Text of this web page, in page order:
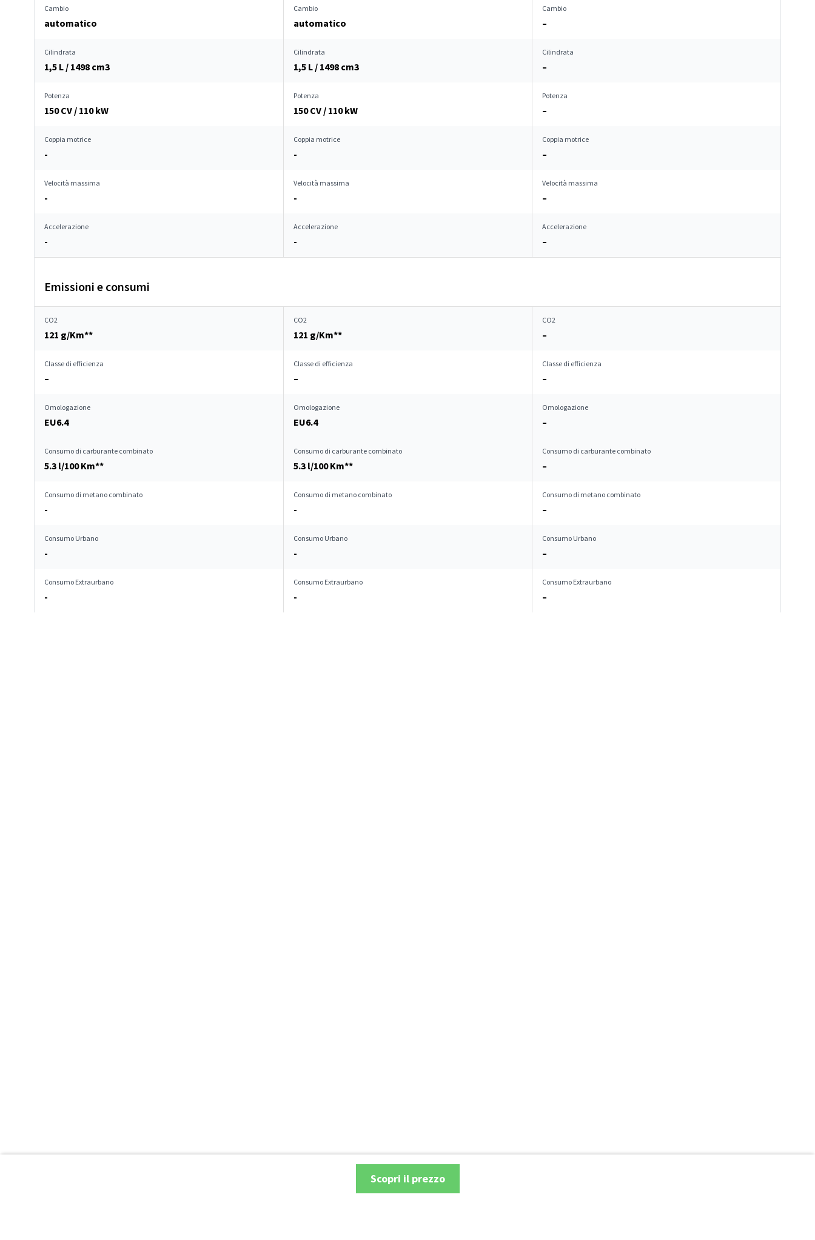
Cambio
automatico
Cambio
automatico
Cambio
–
Cilindrata
1,5 L / 1498 cm3
Cilindrata
1,5 L / 1498 cm3
Cilindrata
–
Potenza
150 CV / 110 kW
Potenza
150 CV / 110 kW
Potenza
–
Coppia motrice
-
Coppia motrice
-
Coppia motrice
–
Velocità massima
-
Velocità massima
-
Velocità massima
–
Accelerazione
-
Accelerazione
-
Accelerazione
–
Emissioni e consumi
CO2
121 g/Km**
CO2
121 g/Km**
CO2
–
Classe di efficienza
–
Classe di efficienza
–
Classe di efficienza
–
Omologazione
EU6.4
Omologazione
EU6.4
Omologazione
–
Consumo di carburante combinato
5.3 l/100 Km**
Consumo di carburante combinato
5.3 l/100 Km**
Consumo di carburante combinato
–
Consumo di metano combinato
-
Consumo di metano combinato
-
Consumo di metano combinato
–
Consumo Urbano
-
Consumo Urbano
-
Consumo Urbano
–
Consumo Extraurbano
-
Consumo Extraurbano
-
Consumo Extraurbano
–
Scopri il prezzo